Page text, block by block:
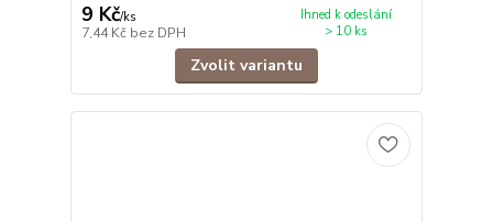
9 Kč/ks
7,44 Kč bez DPH
Ihned k odeslání
> 10 ks
Zvolit variantu